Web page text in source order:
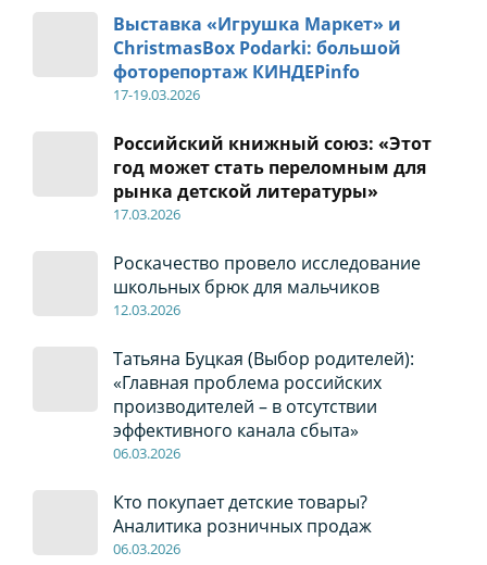
Выставка «Игрушка Маркет» и
ChristmasBox Podarki: большой
фоторепортаж КИНДЕРinfo
17-19.03.2026
Российский книжный союз: «Этот
год может стать переломным для
рынка детской литературы»
17.03.2026
Роскачество провело исследование
школьных брюк для мальчиков
12.03.2026
Татьяна Буцкая (Выбор родителей):
«Главная проблема российских
производителей – в отсутствии
эффективного канала сбыта»
06.03.2026
Кто покупает детские товары?
Аналитика розничных продаж
06.03.2026